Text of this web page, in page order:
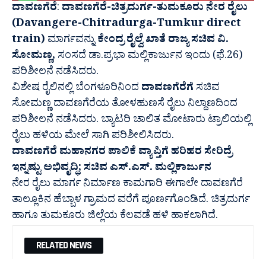
ದಾವಣಗೆರೆ: ದಾವಣಗೆರೆ-ಚಿತ್ರದುರ್ಗ-ತುಮಕೂರು ನೇರ ರೈಲು
(Davangere-Chitradurga-Tumkur direct
train) ಮಾರ್ಗವನ್ನುಕೇಂದ್ರ ರೈಲ್ವೆ ಖಾತೆ ರಾಜ್ಯ ಸಚಿವ ವಿ.
ಸೋಮಣ್ಣ, ಸಂಸದೆ ಡಾ.ಪ್ರಭಾ ಮಲ್ಲಿಕಾರ್ಜುನ ಇಂದು (ಫೆ.26)
ಪರಿಶೀಲನೆ ನಡೆಸಿದರು.
ವಿಶೇಷ ರೈಲಿನಲ್ಲಿ ಬೆಂಗಳೂರಿನಿಂದ ದಾವಣಗೆರೆಗೆ ಸಚಿವ
ಸೋಮಣ್ಣ‌ ದಾವಣಗೆರೆಯ ತೋಳಹುಣಸೆ ರೈಲು ನಿಲ್ದಾಣದಿಂದ
ಪರಿಶೀಲನೆ ನಡೆಸಿದರು. ಬ್ಯಾಟರಿ ಚಾಲಿತ ಮೋಟಾರು ಟ್ರಾಲಿಯಲ್ಲಿ
ರೈಲು ಹಳಿಯ ಮೇಲೆ ಸಾಗಿ ಪರಿಶೀಲಿಸಿದರು.
ದಾವಣಗೆರೆ ಮಹಾನಗರ ಪಾಲಿಕೆ ವ್ಯಾಪ್ತಿಗೆ ಹರಿಹರ ಸೇರಿದ್ರೆ
ಇನ್ನಷ್ಟು ಅಭಿವೃದ್ಧಿ; ಸಚಿವ ಎಸ್.ಎಸ್. ಮಲ್ಲಿಕಾರ್ಜುನ
ನೇರ ರೈಲು ಮಾರ್ಗ ನಿರ್ಮಾಣ ಕಾಮಗಾರಿ ಈಗಾಲೇ ದಾವಣಗೆರೆ
ತಾಲ್ಲೂಕಿನ ಹೆಬ್ಬಾಳ ಗ್ರಾಮದ ವರೆಗೆ ಪೂರ್ಣಗೊಂಡಿದೆ. ಚಿತ್ರದುರ್ಗ
ಹಾಗೂ ತುಮಕೂರು ಜಿಲ್ಲೆಯ ಕೆಲವಡೆ ಹಳಿ‌ ಹಾಕಲಾಗಿದೆ.
RELATED NEWS